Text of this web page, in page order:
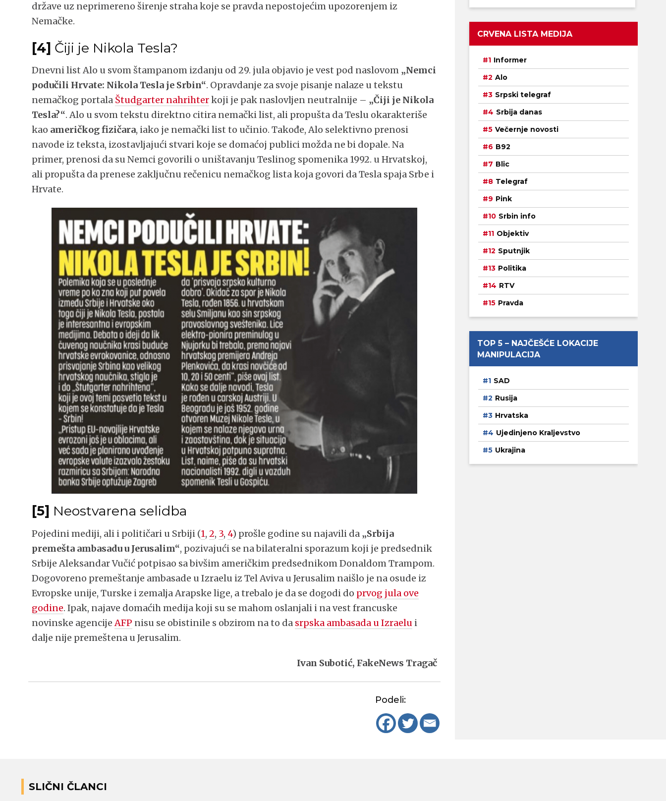
države uz neprimereno širenje straha kojе se pravda nepostojećim upozorenjem iz
Nemačke.
[4] Čiji je Nikola Tesla?
Dnevni list Alo u svom štampanom izdanju od 29. jula objavio je vest pod naslovom „Nemci
podučili Hrvate: Nikola Tesla je Srbin“. Opravdanje za svoje pisanje nalaze u tekstu
nemačkog portala Študgarter nahrihterkoji je pak naslovljen neutralnije – „Čiji je Nikola
Tesla?“. Alo u svom tekstu direktno citira nemački list, ali propušta da Teslu okarakteriše
kao američkog fizičara, iako je nemački list to učinio. Takođe, Alo selektivno prenosi
navode iz teksta, izostavljajući stvari koje se domaćoj publici možda ne bi dopale. Na
primer, prenosi da su Nemci govorili o uništavanju Teslinog spomenika 1992. u Hrvatskoj,
ali propušta da prenese zaključnu rečenicu nemačkog lista koja govori da Tesla spaja Srbe i
Hrvate.
[5] Neostvarena selidba
Pojedini mediji, ali i političari u Srbiji (1,2, 3, 4) prošle godine su najavili da „Srbija
premešta ambasadu u Jerusalim“, pozivajući se na bilateralni sporazum koji je predsednik
Srbije Aleksandar Vučić potpisao sa bivšim američkim predsednikom Donaldom Trampom.
Dogovoreno premeštanje ambasade u Izraelu iz Tel Aviva u Jerusalim naišlo je na osude iz
Evropske unije, Turske i zemalja Arapske lige, a trebalo je da se dogodi do prvog jula ove
godine. Ipak, najave domaćih medija koji su se mahom oslanjali i na vest francuske
novinske agencije AFP nisu se obistinile s obzirom na to da srpska ambasada u Izraelu i
dalje nije premeštena u Jerusalim.
Ivan Subotić, FakeNews Tragač
Podeli:
CRVENA LISTA MEDIJA
Informer
Alo
Srpski telegraf
Srbija danas
Večernje novosti
B92
Blic
Telegraf
Pink
Srbin info
Objektiv
Sputnjik
Politika
RTV
Pravda
TOP 5 – NAJČEŠĆE LOKACIJE
MANIPULACIJA
SAD
Rusija
Hrvatska
Ujedinjeno Kraljevstvo
Ukrajina
SLIČNI ČLANCI